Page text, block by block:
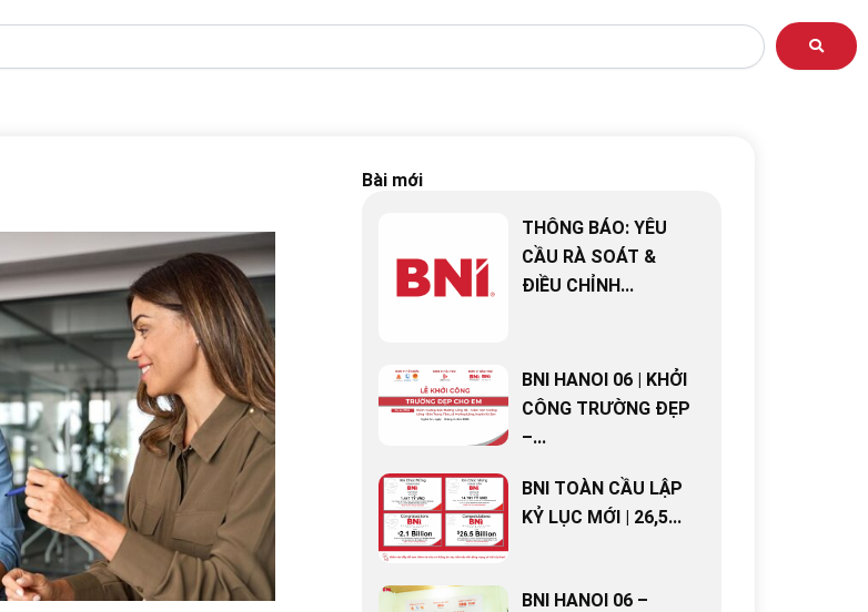
Bài mới
THÔNG BÁO: YÊU
CẦU RÀ SOÁT &
ĐIỀU CHỈNH...
BNI HANOI 06 | KHỞI
CÔNG TRƯỜNG ĐẸP
–...
BNI TOÀN CẦU LẬP
KỶ LỤC MỚI | 26,5...
BNI HANOI 06 –